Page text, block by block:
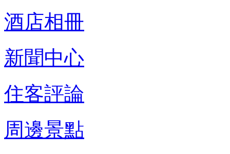
酒店相冊
新聞中心
住客評論
周邊景點